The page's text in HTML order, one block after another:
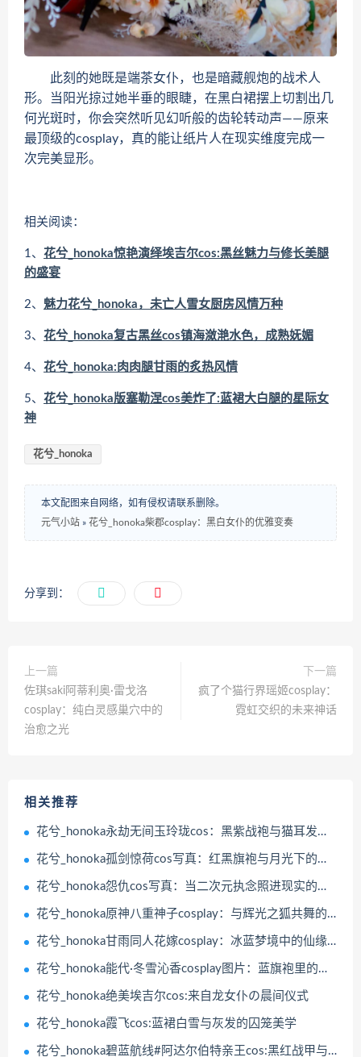
此刻的她既是端茶女仆，也是暗藏舰炮的战术人
形。当阳光掠过她半垂的眼睫，在黑白裙摆上切割出几
何光斑时，你会突然听见幻听般的齿轮转动声——原来
最顶级的cosplay，真的能让纸片人在现实维度完成一
次完美显形。
相关阅读：
1、 花兮_honoka惊艳演绎埃吉尔cos:黑丝魅力与修长美腿
的盛宴
2、 魅力花兮_honoka，未亡人雪女厨房风情万种
3、 花兮_honoka复古黑丝cos镇海潋滟水色，成熟妩媚
4、 花兮_honoka:肉肉腿甘雨的炙热风情
5、 花兮_honoka版塞勒涅cos美炸了:蓝裙大白腿的星际女
神
花兮_honoka
本文配图来自网络，如有侵权请联系删除。
元气小站 » 花兮_honoka柴郡cosplay：黑白女仆的优雅变奏
分享到：
上一篇
佐琪saki阿蒂利奥·雷戈洛
cosplay：纯白灵感巢穴中的
治愈之光
下一篇
疯了个猫行界瑶姬cosplay：
霓虹交织的未来神话
相关推荐
花兮_honoka永劫无间玉玲珑cos：黑紫战袍与猫耳发髻的致命魅力​
花兮_honoka孤剑惊荷cos写真：红黑旗袍与月光下的江湖绝色
花兮_honoka怨仇cos写真：当二次元执念照进现实的温度
花兮_honoka原神八重神子cosplay：与辉光之狐共舞的鸣神大社
花兮_honoka甘雨同人花嫁cosplay：冰蓝梦境中的仙缘誓约
花兮_honoka能代·冬雪沁香cosplay图片：蓝旗袍里的冬日絮语
花兮_honoka绝美埃吉尔cos:来自龙女仆の晨间仪式
花兮_honoka霞飞cos:蓝裙白雪与灰发的囚笼美学
花兮_honoka碧蓝航线#阿达尔伯特亲王cos:黑红战甲与白发双马尾的暗夜协奏